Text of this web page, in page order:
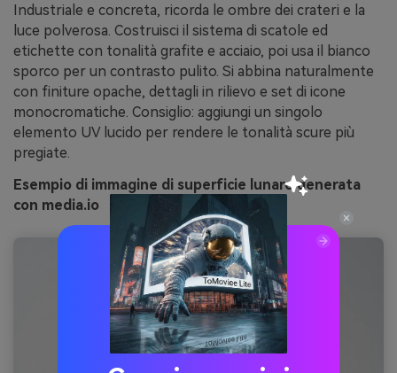
Industriale e concreta, ricorda le ombre dei crateri e la
luce polverosa. Costruisci il sistema di scatole ed
etichette con tonalità grafite e acciaio, poi usa il bianco
sporco per un contrasto pulito. Si abbina naturalmente
con finiture opache, dettagli in rilievo e set di icone
monocromatiche. Consiglio: aggiungi un singolo
elemento UV lucido per rendere le tonalità scure più
pregiate.
Esempio di immagine di superficie lunare generata
con media.io